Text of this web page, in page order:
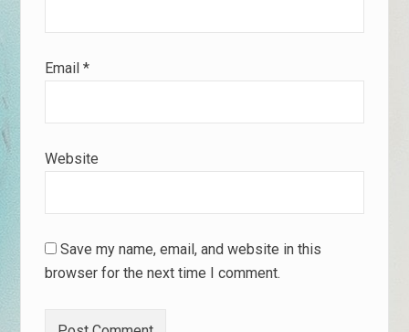
Email*
Website
Save my name, email, and website in this
browser for the next time I comment.